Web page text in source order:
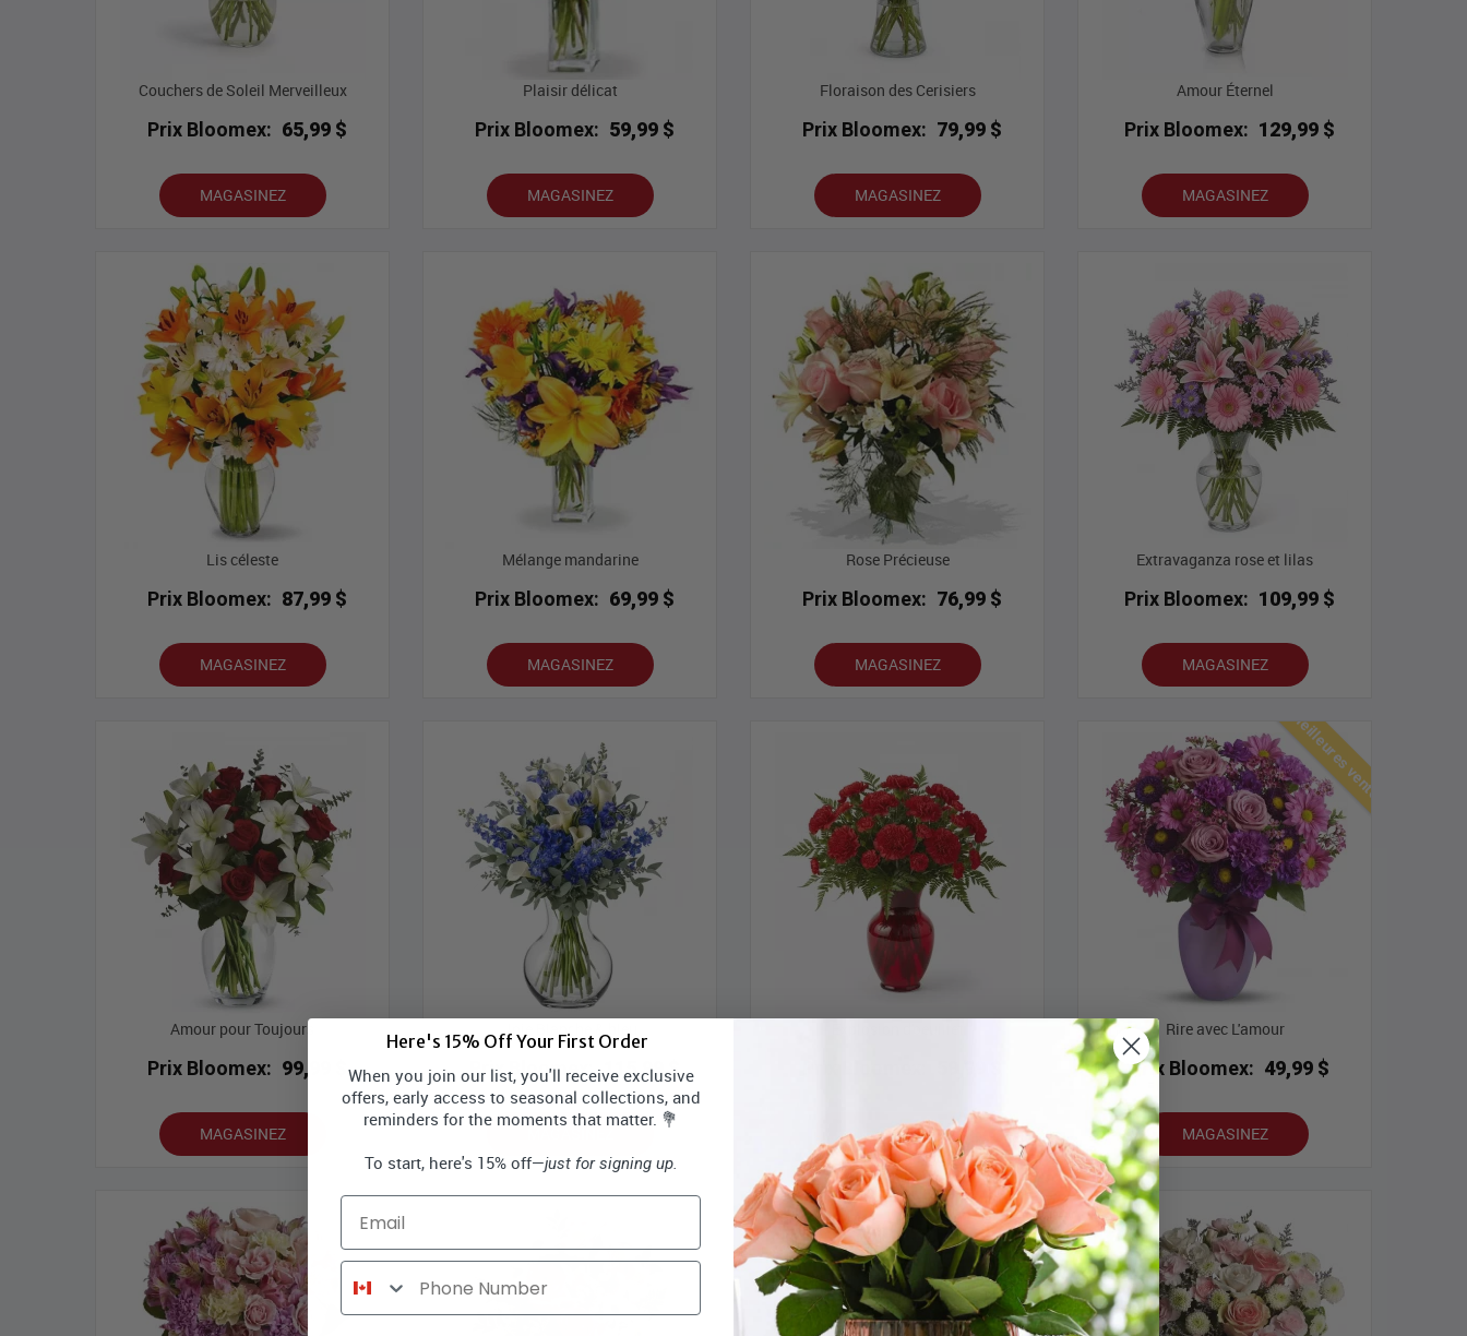
Couchers de Soleil Merveilleux
Prix Bloomex: 65,99 $
MAGASINEZ
Plaisir délicat
Prix Bloomex: 59,99 $
MAGASINEZ
Floraison des Cerisiers
Prix Bloomex: 79,99 $
MAGASINEZ
Amour Éternel
Prix Bloomex: 129,99 $
MAGASINEZ
Lis céleste
Prix Bloomex: 87,99 $
MAGASINEZ
Mélange mandarine
Prix Bloomex: 69,99 $
MAGASINEZ
Rose Précieuse
Prix Bloomex: 76,99 $
MAGASINEZ
Extravaganza rose et lilas
Prix Bloomex: 109,99 $
MAGASINEZ
Amour pour Toujours
Prix Bloomex: 99,99 $
MAGASINEZ
Joie Blanche & bleu
Prix Bloomex: 115,99 $
MAGASINEZ
Meilleures ventes
Rire avec L'amour
Prix Bloomex: 49,99 $
MAGASINEZ
Here's 15% Off Your First Order
When you join our list, you'll receive exclusive
offers, early access to seasonal collections, and
reminders for the moments that matter. 💐
To start, here's 15% off—just for signing up.
Email
Phone Number